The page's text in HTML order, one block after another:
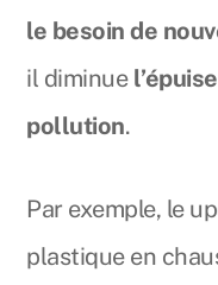
le besoin de
il diminue
pollution.
Par exemple, le
plastique en